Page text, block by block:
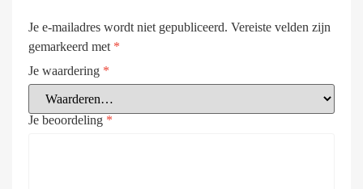
Je e-mailadres wordt niet gepubliceerd. Vereiste velden zijn
gemarkeerd met *
Je waardering *
Je beoordeling *